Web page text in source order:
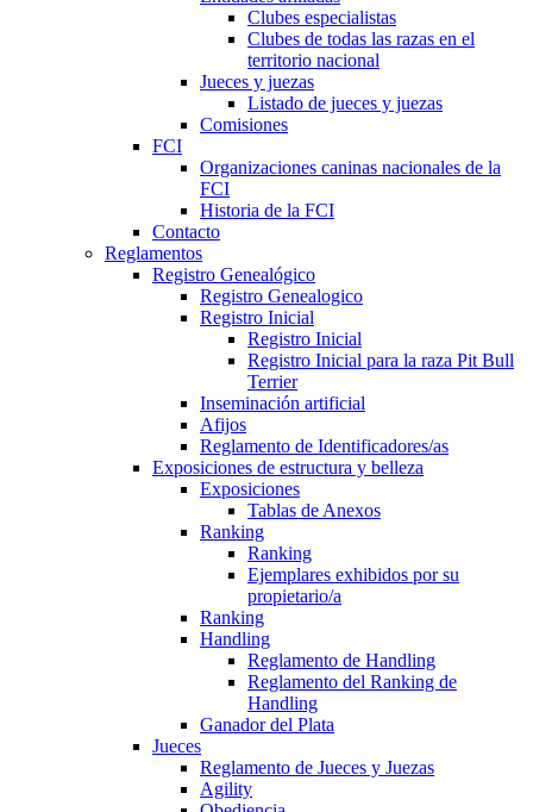
Clubes especialistas
Clubes de todas las razas en el
territorio nacional
Jueces y juezas
Listado de jueces y juezas
Comisiones
FCI
Organizaciones caninas nacionales de la
FCI
Historia de la FCI
Contacto
Reglamentos
Registro Genealógico
Registro Genealogico
Registro Inicial
Registro Inicial
Registro Inicial para la raza Pit Bull
Terrier
Inseminación artificial
Afijos
Reglamento de Identificadores/as
Exposiciones de estructura y belleza
Exposiciones
Tablas de Anexos
Ranking
Ranking
Ejemplares exhibidos por su
propietario/a
Ranking
Handling
Reglamento de Handling
Reglamento del Ranking de
Handling
Ganador del Plata
Jueces
Reglamento de Jueces y Juezas
Agility